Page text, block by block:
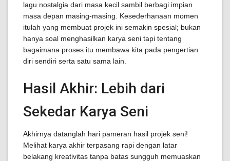
lagu nostalgia dari masa kecil sambil berbagi impian
masa depan masing-masing. Kesederhanaan momen
itulah yang membuat projek ini semakin spesial; bukan
hanya soal menghasilkan karya seni tapi tentang
bagaimana proses itu membawa kita pada pengertian
diri sendiri serta satu sama lain.
Hasil Akhir: Lebih dari
Sekedar Karya Seni
Akhirnya datanglah hari pameran hasil projek seni!
Melihat karya akhir terpasang rapi dengan latar
belakang kreativitas tanpa batas sungguh memuaskan